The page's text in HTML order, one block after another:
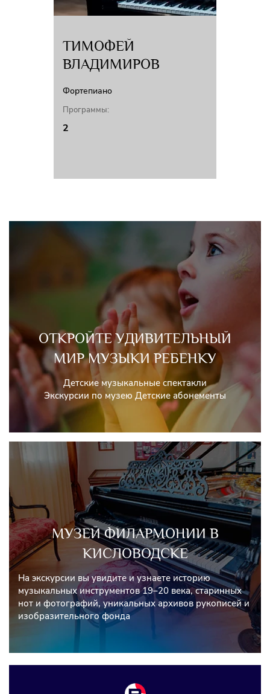
ТИМОФЕЙ
ВЛАДИМИРОВ
Фортепиано
Программы:
2
ОТКРОЙТЕ УДИВИТЕЛЬНЫЙ
МИР МУЗЫКИ РЕБЕНКУ
Детские музыкальные спектакли
Экскурсии по музею Детские абонементы
МУЗЕЙ ФИЛАРМОНИИ В
КИСЛОВОДСКЕ
На экскурсии вы увидите и узнаете историю
музыкальных инструментов 19–20 века, старинных
нот и фотографий, уникальных архивов рукописей и
изобразительного фонда